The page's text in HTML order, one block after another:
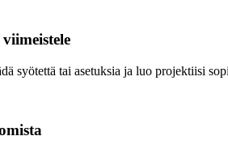
syötettä tai asetuksia ja luo projektiisi